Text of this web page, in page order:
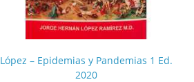
López – Epidemias y Pandemias 1 Ed.
2020